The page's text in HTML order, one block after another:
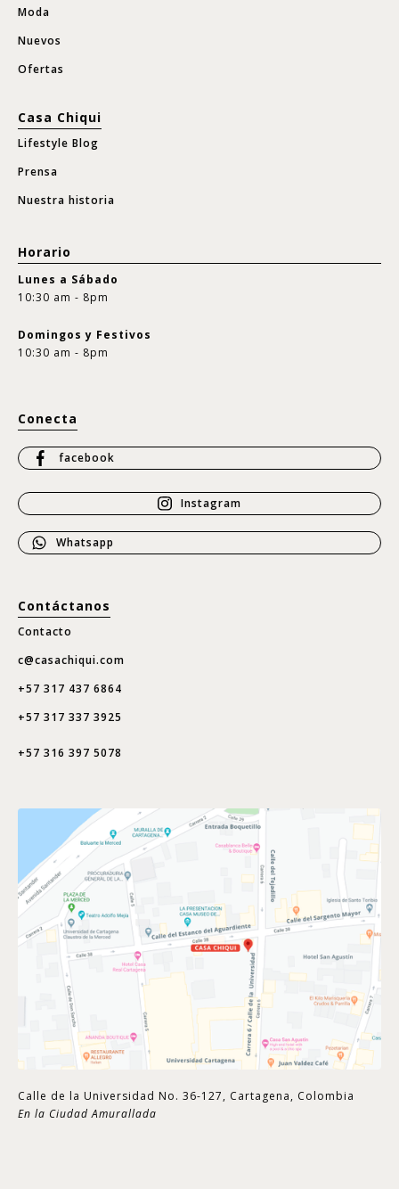
Moda
Nuevos
Ofertas
Casa Chiqui
Lifestyle Blog
Prensa
Nuestra historia
Horario
Lunes a Sábado
10:30 am - 8pm
Domingos y Festivos
10:30 am - 8pm
Conecta
facebook
Instagram
Whatsapp
Contáctanos
Contacto
c@casachiqui.com
+57 317 437 6864
+57 317 337 3925
+57 316 397 5078
Calle de la Universidad No. 36-127, Cartagena, Colombia
En la Ciudad Amurallada